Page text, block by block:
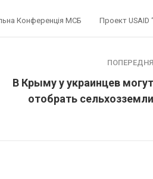
Конференція МСБ Проект USAID
ПОПЕРЕДНЯ
В Крыму у украинцев могут
отобрать сельхозземли